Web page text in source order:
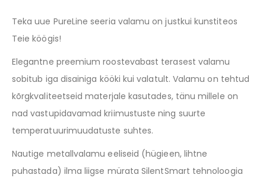
Teka uue PureLine seeria valamu on justkui kunstiteos
Teie köögis!
Elegantne preemium roostevabast terasest valamu
sobitub iga disainiga kööki kui valatult. Valamu on tehtud
kõrgkvaliteetseid materjale kasutades, tänu millele on
nad vastupidavamad kriimustuste ning suurte
temperatuurimuudatuste suhtes.
Nautige metallvalamu eeliseid (hügieen, lihtne
puhastada) ilma liigse mürata SilentSmart tehnoloogia